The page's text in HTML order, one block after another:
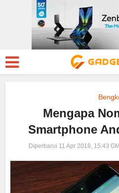
Mengapa
Smartphone
Diperbarui 11 Apr 2018, 15:43